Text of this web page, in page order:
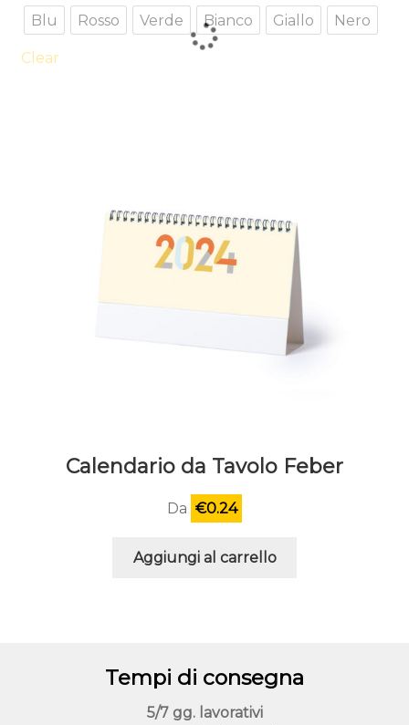
ha
più
pagina
prodotto
Blu Rosso Verde Bianco Giallo Nero
Clear
Calendario da Tavolo Feber
Da €0.24
Aggiungi al carrello
Tempi di consegna
5/7 gg. lavorativi